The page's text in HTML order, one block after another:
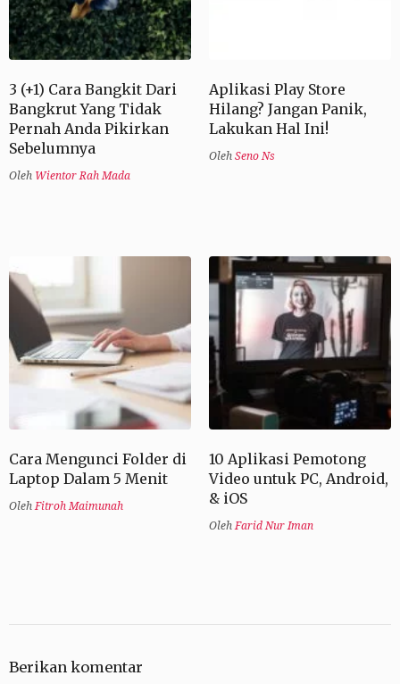
3 (+1) Cara Bangkit Dari
Bangkrut Yang Tidak
Pernah Anda Pikirkan
Sebelumnya
Oleh Wientor Rah Mada
Aplikasi Play Store
Hilang? Jangan Panik,
Lakukan Hal Ini!
Oleh Seno Ns
Cara Mengunci Folder di
Laptop Dalam 5 Menit
Oleh Fitroh Maimunah
10 Aplikasi Pemotong
Video untuk PC, Android,
& iOS
Oleh Farid Nur Iman
Berikan komentar